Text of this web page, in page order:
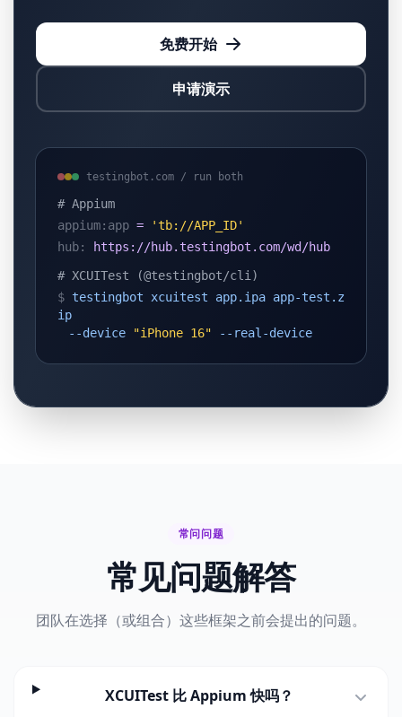
免费开始
申请演示
testingbot.com / run both
# Appium
appium:app =
'tb://APP_ID'
hub:
https://hub.testingbot.com/wd/hub
# XCUITest (@testingbot/cli)
$ testingbot xcuitest app.ipa app-test.z
ip
--device
"iPhone 16" --real-device
常问问题
常见问题解答
团队在选择（或组合）这些框架之前会提出的问题。
XCUITest 比 Appium 快吗？